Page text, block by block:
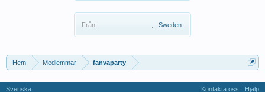
Från: , , Sweden.
Hem Medlemmar fanvaparty
Svenska Kontakta oss Hjälp